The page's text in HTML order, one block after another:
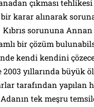
çıkması tehlikesi
karar alınarak
sorununa Annan
bir çözüm
kendi kendini
2003 yıllarında büyük
tarafından yapılan
Adanın tek meşru